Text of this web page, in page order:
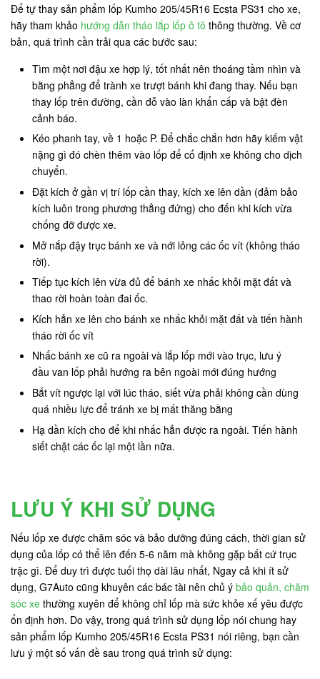
Để tự thay sản phẩm lốp Kumho 205/45R16 Ecsta PS31 cho xe,
hãy tham khảo hướng dẫn tháo lắp lốp ô tô thông thường. Về cơ
bản, quá trình cần trải qua các bước sau:
Tìm một nơi đậu xe hợp lý, tốt nhất nên thoáng tầm nhìn và
bằng phẳng để trành xe trượt bánh khi đang thay. Nếu bạn
thay lốp trên đường, cần đỗ vào làn khẩn cấp và bật đèn
cảnh báo.
Kéo phanh tay, về 1 hoặc P. Để chắc chắn hơn hãy kiếm vật
nặng gì đó chèn thêm vào lốp để cố định xe không cho dịch
chuyển.
Đặt kích ở gần vị trí lốp cần thay, kích xe lên dần (đảm bảo
kích luôn trong phương thẳng đứng) cho đến khi kích vừa
chống đỡ được xe.
Mở nắp đậy trục bánh xe và nới lỏng các ốc vít (không tháo
rời).
Tiếp tục kích lên vừa đủ để bánh xe nhấc khỏi mặt đất và
thao rời hoàn toàn đai ốc.
Kích hẳn xe lên cho bánh xe nhấc khỏi mặt đất và tiến hành
tháo rời ốc vít
Nhấc bánh xe cũ ra ngoài và lắp lốp mới vào trục, lưu ý
đầu van lốp phải hướng ra bên ngoài mới đúng hướng
Bắt vít ngược lại với lúc tháo, siết vừa phải không cần dùng
quá nhiều lực để tránh xe bị mất thăng bằng
Hạ dần kích cho để khi nhấc hẳn được ra ngoài. Tiến hành
siết chặt các ốc lại một lần nữa.
LƯU Ý KHI SỬ DỤNG
Nếu lốp xe được chăm sóc và bảo dưỡng đúng cách, thời gian sử
dụng của lốp có thể lên đến 5-6 năm mà không gặp bất cứ trục
trặc gì. Để duy trì được tuối thọ dài lâu nhất, Ngay cả khi ít sử
dụng, G7Auto cũng khuyên các bác tài nên chủ ý bảo quản, chăm
sóc xe thường xuyên để không chỉ lốp mà sức khỏe xế yêu được
ổn định hơn. Do vậy, trong quá trình sử dụng lốp nói chung hay
sản phẩm lốp Kumho 205/45R16 Ecsta PS31 nói riêng, bạn cần
lưu ý một số vấn đề sau trong quá trình sử dụng: